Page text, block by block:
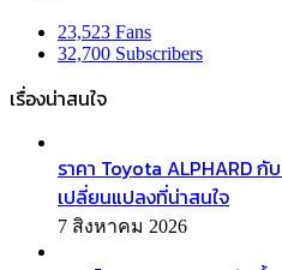
23,523 Fans
32,700 Subscribers
เรื่องน่าสนใจ
ราคา Toyota ALPHARD กั
เปลี่ยนแปลงที่น่าสนใจ
7 สิงหาคม 2026